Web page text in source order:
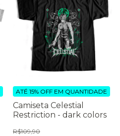
Camiseta Celestial
Restriction - dark colors
R$109,90
ATÉ 15% OFF EM QUANTIDADE